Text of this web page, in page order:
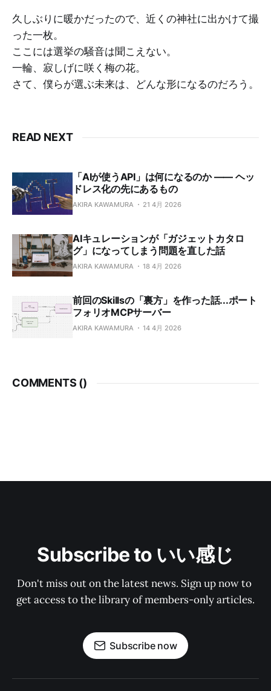
久しぶりに暖かだったので、近くの神社に出かけて撮
った一枚。
ここには選挙の騒音は聞こえない。
一輪、寂しげに咲く梅の花。
さて、僕らが選ぶ未来は、どんな形になるのだろう。
READ NEXT
「AIが使うAPI」は何になるのか —— ヘッ
ドレス化の先にあるもの
AKIRA KAWAMURA 21 4月 2026
AIキュレーションが「ガジェットカタロ
グ」になってしまう問題を直した話
AKIRA KAWAMURA 18 4月 2026
前回のSkillsの「裏方」を作った話...ポート
フォリオMCPサーバー
AKIRA KAWAMURA 14 4月 2026
COMMENTS ()
Subscribe to いい感じ
Don't miss out on the latest news. Sign up now to
get access to the library of members-only articles.
Subscribe now